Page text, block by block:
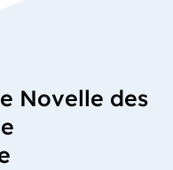
Novelle des